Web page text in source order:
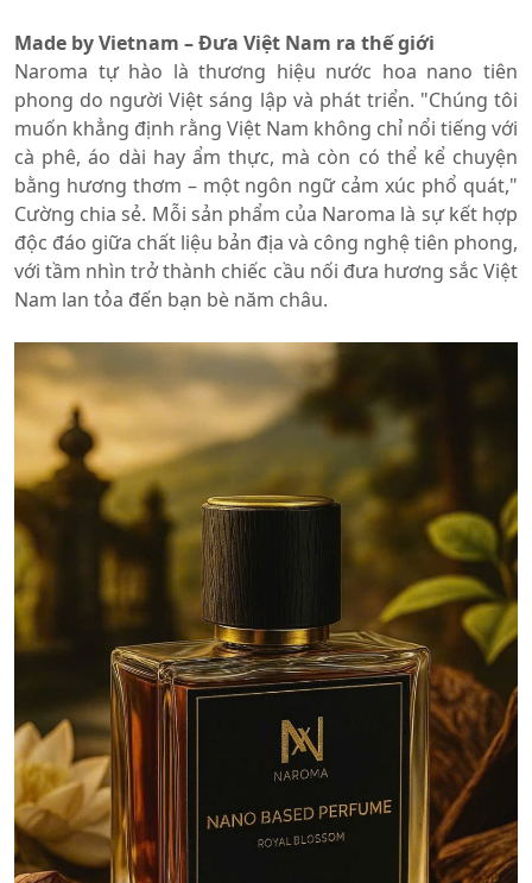
Made by Vietnam – Đưa Việt Nam ra thế giới
Naroma tự hào là thương hiệu nước hoa nano tiên
phong do người Việt sáng lập và phát triển. "Chúng tôi
muốn khẳng định rằng Việt Nam không chỉ nổi tiếng với
cà phê, áo dài hay ẩm thực, mà còn có thể kể chuyện
bằng hương thơm – một ngôn ngữ cảm xúc phổ quát,"
Cường chia sẻ. Mỗi sản phẩm của Naroma là sự kết hợp
độc đáo giữa chất liệu bản địa và công nghệ tiên phong,
với tầm nhìn trở thành chiếc cầu nối đưa hương sắc Việt
Nam lan tỏa đến bạn bè năm châu.